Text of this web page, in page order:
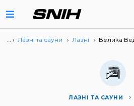
… › Лазні та сауни › Лазні › Велика
ЛАЗНІ ТА САУНИ